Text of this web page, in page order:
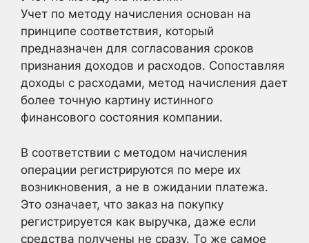
Учет по методу начисления основан на
принципе соответствия, который
предназначен для согласования сроков
признания доходов и расходов. Сопоставляя
доходы с расходами, метод начисления дает
более точную картину истинного
финансового состояния компании.
В соответствии с методом начисления
операции регистрируются по мере их
возникновения, а не в ожидании платежа.
Это означает, что заказ на покупку
регистрируется как выручка, даже если
средства получены не сразу. То же самое